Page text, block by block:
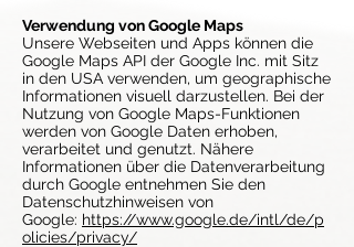
Verwendung von Google Maps
Unsere Webseiten und Apps können die
Google Maps API der Google Inc. mit Sitz
in den USA verwenden, um geographische
Informationen visuell darzustellen. Bei der
Nutzung von Google Maps-Funktionen
werden von Google Daten erhoben,
verarbeitet und genutzt. Nähere
Informationen über die Datenverarbeitung
durch Google entnehmen Sie den
Datenschutzhinweisen von
Google: https://www.google.de/intl/de/p
olicies/privacy/